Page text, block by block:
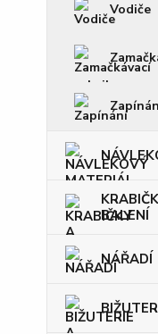
Vodiče
BALENÍ
NÁŘADÍ